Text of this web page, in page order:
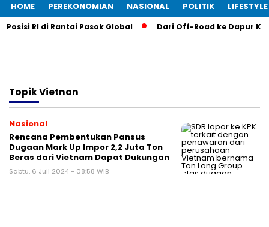
HOME PEREKONOMIAN NASIONAL POLITIK LIFESTYLE
RI di Rantai Pasok Global Dari Off-Road ke Dapur
TopikVietnan
Nasional
Rencana Pembentukan Pansus
Dugaan Mark Up Impor 2,2 Juta Ton
Beras dari Vietnam Dapat Dukungan
Sabtu, 6 Juli 2024 - 08:58 WIB